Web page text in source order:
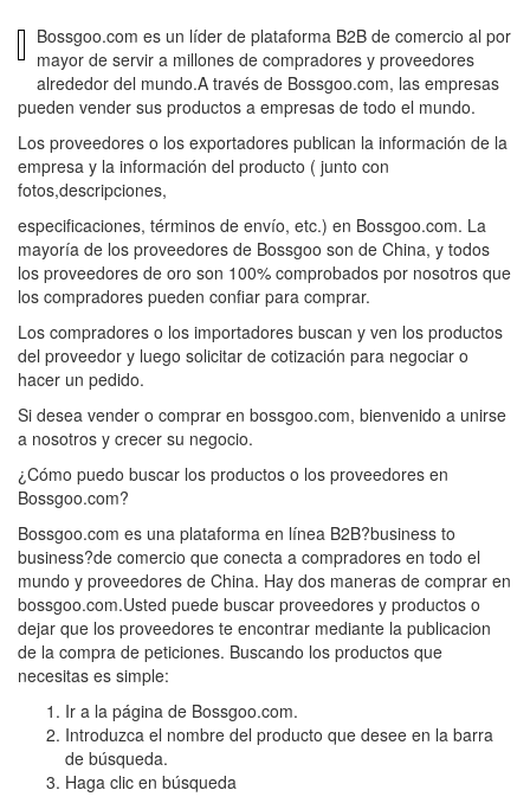
Bossgoo.com es un líder de plataforma B2B de comercio al por
mayor de servir a millones de compradores y proveedores
alrededor del mundo.A través de Bossgoo.com, las empresas
pueden vender sus productos a empresas de todo el mundo.
Los proveedores o los exportadores publican la información de la
empresa y la información del producto ( junto con
fotos,descripciones,
especificaciones, términos de envío, etc.) en Bossgoo.com. La
mayoría de los proveedores de Bossgoo son de China, y todos
los proveedores de oro son 100% comprobados por nosotros que
los compradores pueden confiar para comprar.
Los compradores o los importadores buscan y ven los productos
del proveedor y luego solicitar de cotización para negociar o
hacer un pedido.
Si desea vender o comprar en bossgoo.com, bienvenido a unirse
a nosotros y crecer su negocio.
¿Cómo puedo buscar los productos o los proveedores en
Bossgoo.com?
Bossgoo.com es una plataforma en línea B2B?business to
business?de comercio que conecta a compradores en todo el
mundo y proveedores de China. Hay dos maneras de comprar en
bossgoo.com.Usted puede buscar proveedores y productos o
dejar que los proveedores te encontrar mediante la publicacion
de la compra de peticiones. Buscando los productos que
necesitas es simple:
Ir a la página de Bossgoo.com.
Introduzca el nombre del producto que desee en la barra
de búsqueda.
Haga clic en búsqueda